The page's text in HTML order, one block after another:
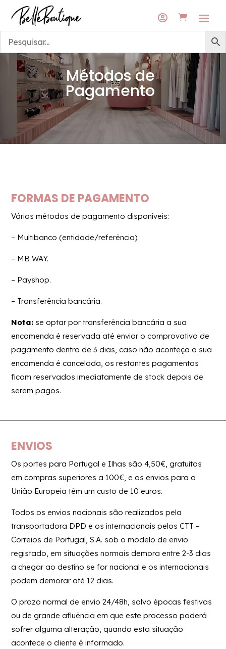

Métodos de
Pagamento
FORMAS DE PAGAMENTO
Vários métodos de pagamento disponíveis:
– Multibanco (entidade/referência).
– MB WAY.
– Payshop.
– Transferência bancária.
Nota: se optar por transferência bancária a sua
encomenda é reservada até enviar o comprovativo de
pagamento dentro de 3 dias, caso não aconteça a sua
encomenda é cancelada, os restantes pagamentos
ficam reservados imediatamente de stock depois de
serem pagos.
ENVIOS
Os portes para Portugal e Ilhas são 4,50€, gratuitos
em compras superiores a 100€, e os envios para a
União Europeia têm um custo de 10 euros.
Todos os envios nacionais são realizados pela
transportadora DPD e os internacionais pelos CTT –
Correios de Portugal, S.A. sob o modelo de envio
registado, em situações normais demora entre 2-3 dias
a chegar ao destino se for nacional e os internacionais
podem demorar até 12 dias.
O prazo normal de envio 24/48h, salvo épocas festivas
ou de grande afluência em que este processo poderá
sofrer alguma alteração, quando esta situação
acontece o cliente é informado.